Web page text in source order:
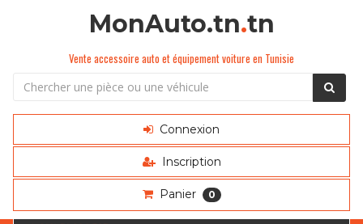
MonAuto.tn.tn
Vente accessoire auto et équipement voiture en Tunisie
Connexion
Inscription
Panier 0